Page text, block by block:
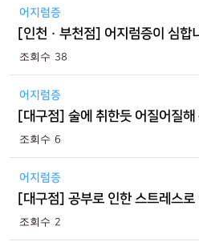
어지럼증
[인천 · 부천점] 어지럼증이 심합
38
어지럼증
[대구점] 술에 취한듯 어질어질
6
어지럼증
[대구점] 공부로 인한 스트레스
2